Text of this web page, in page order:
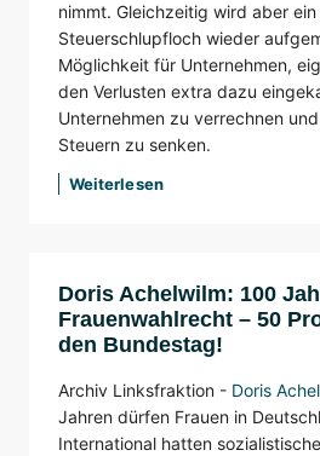
nimmt. Gleichzeitig wird aber
Steuerschlupfloch wieder
Möglichkeit für Unternehmen,
den Verlusten extra dazu
Unternehmen zu verrechnen
Steuern zu senken.
Weiterlesen
Doris Achelwilm: 100
Frauenwahlrecht – 50
den Bundestag!
Archiv Linksfraktion - Doris
Jahren dürfen Frauen in
International hatten